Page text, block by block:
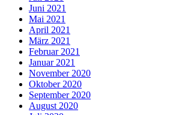
Juni 2021
Mai 2021
April 2021
März 2021
Februar 2021
Januar 2021
November 2020
Oktober 2020
September 2020
August 2020